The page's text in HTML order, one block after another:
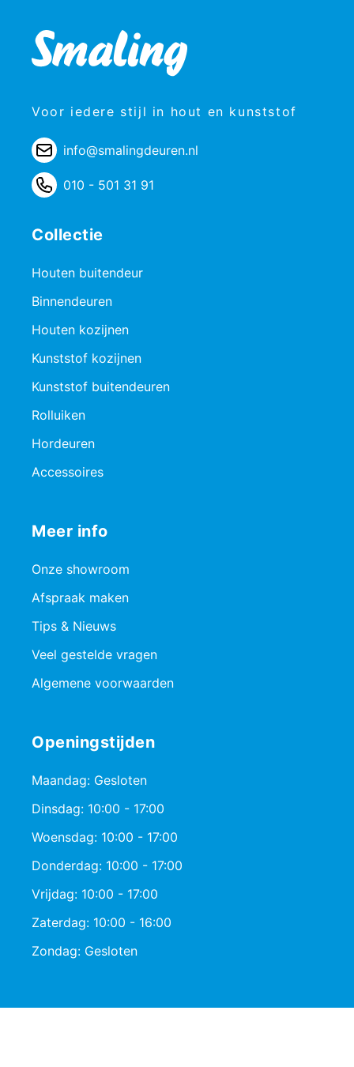
Voor iedere stijl in hout en kunststof
info@smalingdeuren.nl
010 - 501 31 91
Collectie
Houten buitendeur
Binnendeuren
Houten kozijnen
Kunststof kozijnen
Kunststof buitendeuren
Rolluiken
Hordeuren
Accessoires
Meer info
Onze showroom
Afspraak maken
Tips & Nieuws
Veel gestelde vragen
Algemene voorwaarden
Openingstijden
Maandag: Gesloten
Dinsdag: 10:00 - 17:00
Woensdag: 10:00 - 17:00
Donderdag: 10:00 - 17:00
Vrijdag: 10:00 - 17:00
Zaterdag: 10:00 - 16:00
Zondag: Gesloten